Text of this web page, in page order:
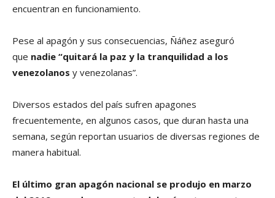
encuentran en funcionamiento.
Pese al apagón y sus consecuencias, Ñáñez aseguró
que nadie “quitará la paz y la tranquilidad a los
venezolanos y venezolanas”.
Diversos estados del país sufren apagones
frecuentemente, en algunos casos, que duran hasta una
semana, según reportan usuarios de diversas regiones de
manera habitual.
El último gran apagón nacional se produjo en marzo